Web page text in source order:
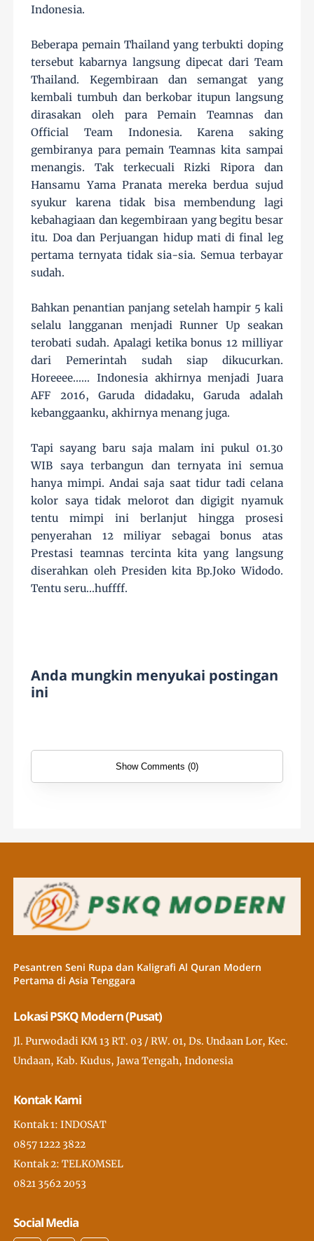
Indonesia.
Beberapa pemain Thailand yang terbukti doping
tersebut kabarnya langsung dipecat dari Team
Thailand. Kegembiraan dan semangat yang
kembali tumbuh dan berkobar itupun langsung
dirasakan oleh para Pemain Teamnas dan
Official Team Indonesia. Karena saking
gembiranya para pemain Teamnas kita sampai
menangis. Tak terkecuali Rizki Ripora dan
Hansamu Yama Pranata mereka berdua sujud
syukur karena tidak bisa membendung lagi
kebahagiaan dan kegembiraan yang begitu besar
itu. Doa dan Perjuangan hidup mati di final leg
pertama ternyata tidak sia-sia. Semua terbayar
sudah.
Bahkan penantian panjang setelah hampir 5 kali
selalu langganan menjadi Runner Up seakan
terobati sudah. Apalagi ketika bonus 12 milliyar
dari Pemerintah sudah siap dikucurkan.
Horeeee...... Indonesia akhirnya menjadi Juara
AFF 2016, Garuda didadaku, Garuda adalah
kebanggaanku, akhirnya menang juga.
Tapi sayang baru saja malam ini pukul 01.30
WIB saya terbangun dan ternyata ini semua
hanya mimpi. Andai saja saat tidur tadi celana
kolor saya tidak melorot dan digigit nyamuk
tentu mimpi ini berlanjut hingga prosesi
penyerahan 12 miliyar sebagai bonus atas
Prestasi teamnas tercinta kita yang langsung
diserahkan oleh Presiden kita Bp.Joko Widodo.
Tentu seru...huffff.
Anda mungkin menyukai postingan
ini
Show Comments (0)
Pesantren Seni Rupa dan Kaligrafi Al Quran Modern
Pertama di Asia Tenggara
Lokasi PSKQ Modern (Pusat)
Jl. Purwodadi KM 13 RT. 03 / RW. 01, Ds. Undaan Lor, Kec.
Undaan, Kab. Kudus, Jawa Tengah, Indonesia
Kontak Kami
Kontak 1: INDOSAT
0857 1222 3822
Kontak 2: TELKOMSEL
0821 3562 2053
Social Media